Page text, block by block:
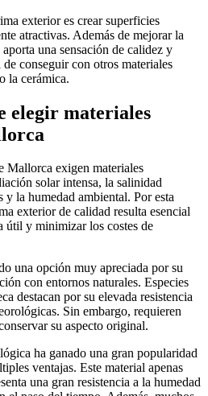
exterior es crear superficies
atractivas. Además de mejorar la
una sensación de calidez y
conseguir con otros materiales
la cerámica.
elegir materiales
Mallorca exigen materiales
solar intensa, la salinidad
y la humedad ambiental. Por esta
exterior de calidad resulta esencial
útil y minimizar los costes de
una opción muy apreciada por su
con entornos naturales. Especies
destacan por su elevada resistencia
Sin embargo, requieren
su aspecto original.
ha ganado una gran popularidad
ventajas. Este material apenas
una gran resistencia a la humedad